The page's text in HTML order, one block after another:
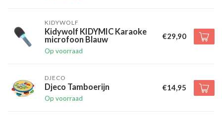
KIDYWOLF
Kidywolf KIDYMIC Karaoke
microfoon Blauw
Op voorraad
€29,90
DJECO
Djeco Tamboerijn
Op voorraad
€14,95